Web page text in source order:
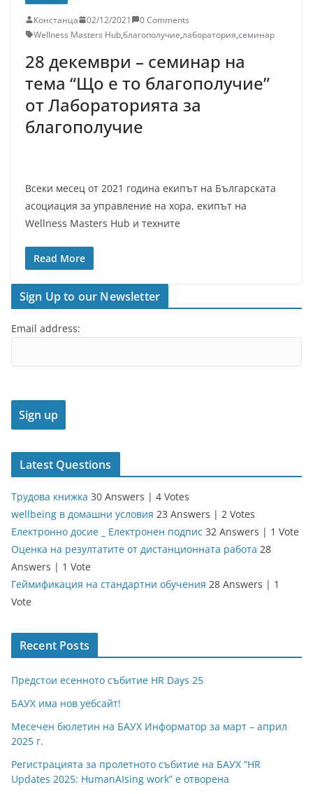
Констанца 02/12/2021
0 Comments
Wellness Masters Hub,благополучие,лаборатория,семинар
28 декември – семинар на
тема “Що е то благополучие”
от Лабораторията за
благополучие
Всеки месец от 2021 година екипът на Българската
асоциация за управление на хора, екипът на
Wellness Masters Hub и техните
Read More
Sign Up to our Newsletter
Email address:
Latest Questions
Трудова книжка 30 Answers | 4 Votes
wellbeing в домашни условия 23 Answers | 2 Votes
Електронно досие _ Електронен подпис 32 Answers | 1 Vote
Оценка на резултатите от дистанционната работа 28
Answers | 1 Vote
Геймификация на стандартни обучения 28 Answers | 1
Vote
Recent Posts
Предстои есенното събитие HR Days 25
БАУХ има нов уебсайт!
Месечен бюлетин на БАУХ Информатор за март – април
2025 г.
Регистрацията за пролетното събитие на БАУХ “HR
Updates 2025: HumanAIsing work” е отворена